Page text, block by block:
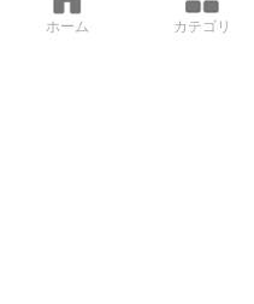
ホーム カテゴリ